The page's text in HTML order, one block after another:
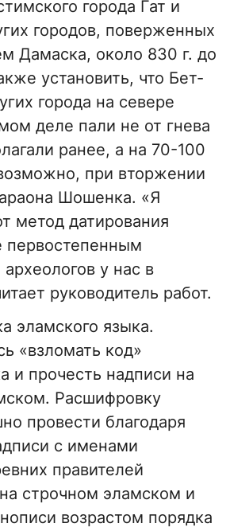
города Гат и
городов, поверженных
Дамаска, около 830 г. до
установить, что Бет-
города на севере
деле пали не от гнева
ранее, а на 70-100
при вторжении
Шошенка. «Я
метод датирования
первостепенным
у нас в
руководитель работ.
эламского языка.
«взломать код»
и прочесть надписи на
Расшифровку
провести благодаря
с именами
правителей
строчном эламском и
возрастом порядка